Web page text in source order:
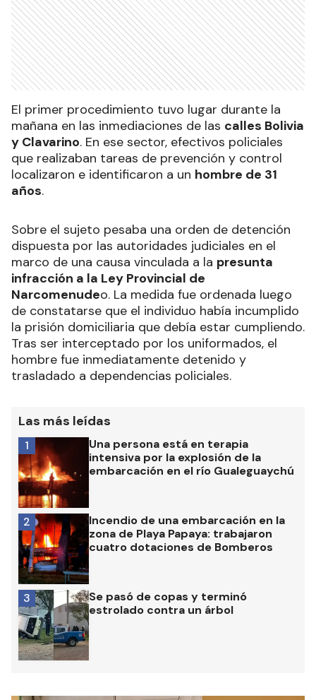
El primer procedimiento tuvo lugar durante la
mañana en las inmediaciones de las calles Bolivia
y Clavarino. En ese sector, efectivos policiales
que realizaban tareas de prevención y control
localizaron e identificaron a un hombre de 31
años.
Sobre el sujeto pesaba una orden de detención
dispuesta por las autoridades judiciales en el
marco de una causa vinculada a la presunta
infracción a la Ley Provincial de
Narcomenudeo. La medida fue ordenada luego
de constatarse que el individuo había incumplido
la prisión domiciliaria que debía estar cumpliendo.
Tras ser interceptado por los uniformados, el
hombre fue inmediatamente detenido y
trasladado a dependencias policiales.
Las más leídas
Una persona está en terapia
intensiva por la explosión de la
embarcación en el río Gualeguaychú
1
Incendio de una embarcación en la
zona de Playa Papaya: trabajaron
cuatro dotaciones de Bomberos
2
Se pasó de copas y terminó
estrolado contra un árbol
3